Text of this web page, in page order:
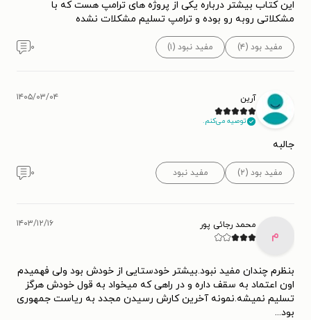
این کتاب بیشتر درباره یکی از پروژه های ترامپ هست که با
مشکلاتی روبه رو بوده و ترامپ تسلیم مشکلات نشده
مفید بود (۴) مفید نبود (۱) ۰
آرین
توصیه می‌کنم.
۱۴۰۵/۰۳/۰۴
جالبه
مفید بود (۲) مفید نبود ۰
م
محمد رجائی پور ۱۴۰۳/۱۲/۱۶
بنظرم چندان مفید نبود.بیشتر خودستایی از خودش بود ولی فهمیدم
اون اعتماد به سقف داره و در راهی که میخواد به قول خودش هرگز
تسلیم نمیشه.نمونه آخرین کارش رسیدن مجدد به ریاست جمهوری
بود...